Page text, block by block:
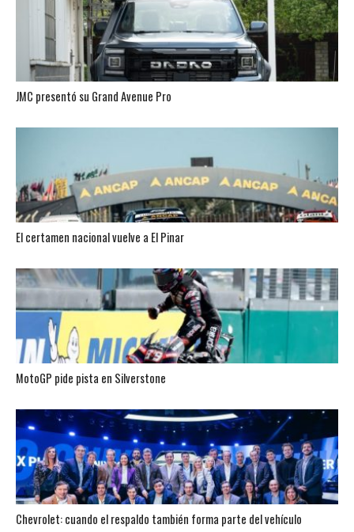
JMC presentó su Grand Avenue Pro
El certamen nacional vuelve a El Pinar
MotoGP pide pista en Silverstone
Chevrolet: cuando el respaldo también forma parte del vehículo